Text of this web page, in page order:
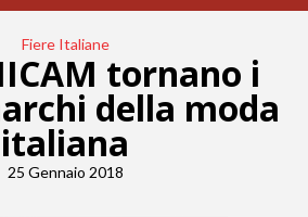
Fiere Italiane
tornano i
della moda
italiana
25 Gennaio 2018